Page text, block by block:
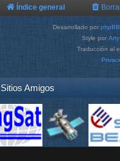
Índice general
Desarrollado por phpBB
Style por Arty
Traducción al
Sitios Amigos